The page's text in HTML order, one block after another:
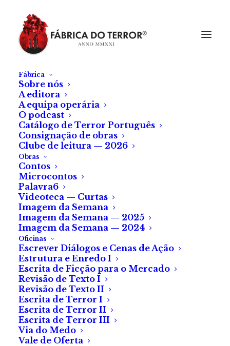
Fábrica
Sobre nós
A editora
A equipa operária
O podcast
Catálogo de Terror Português
Consignação de obras
Clube de leitura — 2026
Obras
Contos
Microcontos
Palavra6
Videoteca — Curtas
Imagem da Semana
Imagem da Semana — 2025
Imagem da Semana — 2024
Oficinas
Escrever Diálogos e Cenas de Ação
Estrutura e Enredo I
Escrita de Ficção para o Mercado
Revisão de Texto I
Revisão de Texto II
Escrita de Terror I
Escrita de Terror II
Escrita de Terror III
Via do Medo
Vale de Oferta
O Espelho da Alma
DeLúcia Mendes
Dorme, descansa, amor. Sei o quanto te esforçaste
durante todo o processo. Parece mentira, mas está
mesmo a acontecer. Não sei o que será de mim
quando partires, sempre foste o meu porto de abrigo.
Maldita doença.